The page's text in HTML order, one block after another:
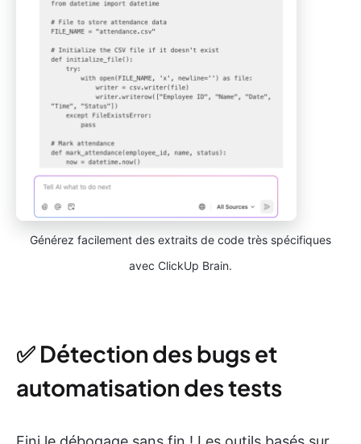
Générez facilement des extraits de code très spécifiques
avec ClickUp Brain.
✅ Détection des bugs et
automatisation des tests